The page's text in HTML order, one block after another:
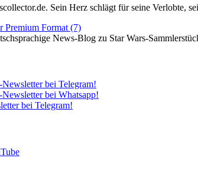
Sein Herz schlägt für seine Verlobte,
Premium Format (7)
News-Blog zu Star Wars-
bei Telegram!
bei Whatsapp!
bei Telegram!